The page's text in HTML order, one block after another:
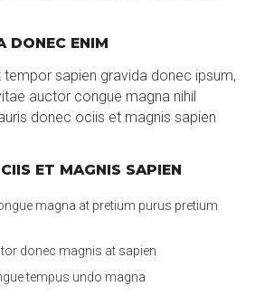
DONEC ENIM
tempor sapien gravida donec ipsum,
auctor congue magna nihil
donec ociis et magnis sapien
ET MAGNIS SAPIEN
magna at pretium purus pretium
donec magnis at sapien
tempus undo magna